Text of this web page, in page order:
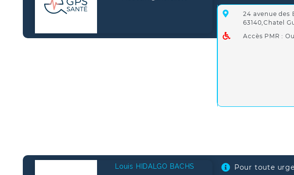
24 avenue des
63140,Chatel
Accès PMR :
Louis HIDALGO BACHS Pour toute